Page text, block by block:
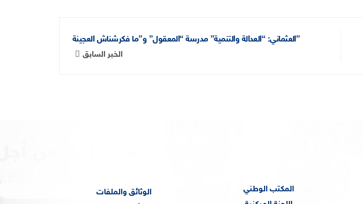
العثماني: “العدالة والتنمية” مدرسة “المعقول” و”ما فكرشناش العجينة”
الخبر السابق
الوثائق والملفات
المكتب الوطني